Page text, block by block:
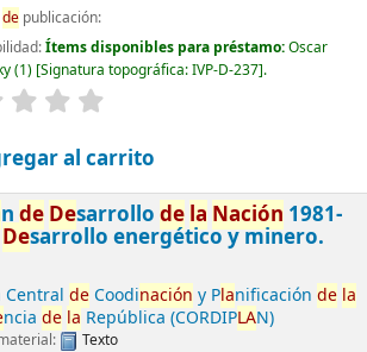
depublicación:
Ítems disponibles para préstamo:Oscar
(1) Signatura topográfica:IVP-D-237 .
al carrito
n de Desarrollo de la Nación 1981-
Desarrollo energético y minero.
deCoodinación y Planificación de la
ncia de la República (CORDIPLAN)
Texto